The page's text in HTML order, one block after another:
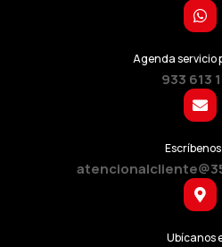
Agenda servicio
933 613
Ubícanos